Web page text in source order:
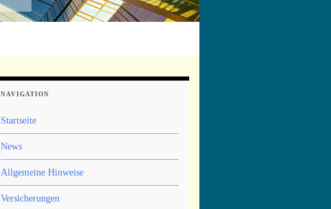
NAVIGATION
Startseite
News
Allgemeine Hinweise
Versicherungen